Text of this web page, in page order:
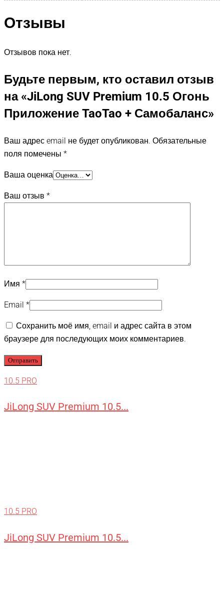
Отзывы
Отзывов пока нет.
Будьте первым, кто оставил отзыв
на «JiLong SUV Premium 10.5 Огонь
Приложение TaoTao + Самобаланс»
Ваш адрес email не будет опубликован. Обязательные
поля помечены *
Ваша оценка
Ваш отзыв *
Имя *
Email *
Сохранить моё имя, email и адрес сайта в этом
браузере для последующих моих комментариев.
10.5 PRO
JiLong SUV Premium 10.5...
10.5 PRO
JiLong SUV Premium 10.5...